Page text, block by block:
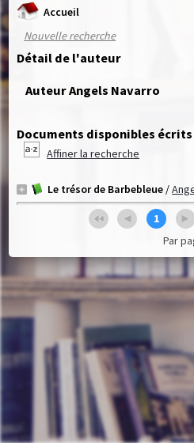
Accueil
Nouvelle recherche
Détail de l'auteur
Auteur Angels Navarro
Documents disponibles
Affiner la recherche
Le trésor de Barbebleue/
1
Par